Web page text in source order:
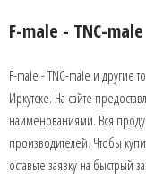
F-male - TNC-male
F-male - TNC-male и другие
Иркутске. На сайте
наименованиями. Вся
производителей. Чтобы
оставьте заявку на